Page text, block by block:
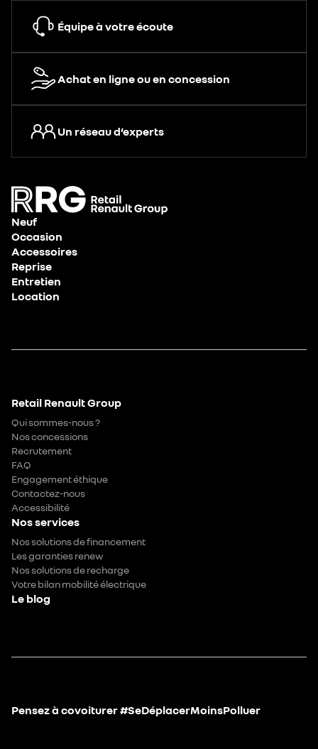
Équipe à votre écoute
Achat en ligne ou en concession
Un réseau d’experts
Neuf
Occasion
Accessoires
Reprise
Entretien
Location
Retail Renault Group
Qui sommes-nous ?
Nos concessions
Recrutement
FAQ
Engagement éthique
Contactez-nous
Accessibilité
Nos services
Nos solutions de financement
Les garanties renew
Nos solutions de recharge
Votre bilan mobilité électrique
Le blog
Pensez à covoiturer #SeDéplacerMoinsPolluer